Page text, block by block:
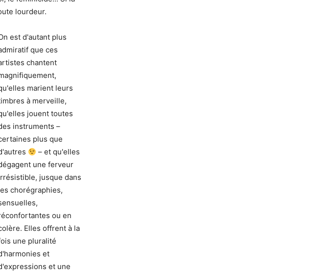
lourdeur.
est d'autant plus
que ces
chantent
marient leurs
à merveille,
jouent toutes
instruments –
plus que
– et qu'elles
une ferveur
jusque dans
chorégraphies,
ou en
Elles offrent à la
une pluralité
et
et une